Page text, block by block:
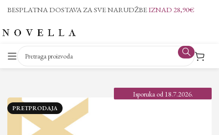
BESPLATNA DOSTAVA ZA SVE NARUDŽBEIZNAD 28,90€
Isporuka od 18.7.2026.
PRETPRODAJA